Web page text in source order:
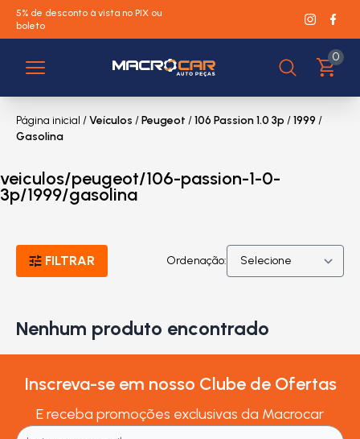
5% de desconto à vista no PIX ou
boleto
0
Página inicial /Veículos /Peugeot /106 Passion 1.0 3p/1999/
Gasolina
veiculos/peugeot/106-passion-1-0-
3p/1999/gasolina
FILTRAR Ordenação:
Nenhum produto encontrado
Inscreva-se em nosso Clube de Ofertas
E receba promoções exclusivas da Macrocar